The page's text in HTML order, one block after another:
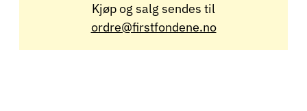
Kjøp og salg sendes til
ordre@firstfondene.no